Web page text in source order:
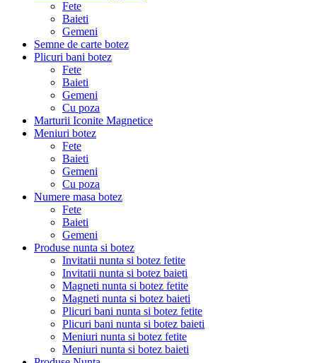
Fete
Baieti
Gemeni
Semne de carte botez
Plicuri bani botez
Fete
Baieti
Gemeni
Cu poza
Marturii Iconite Magnetice
Meniuri botez
Fete
Baieti
Gemeni
Cu poza
Numere masa botez
Fete
Baieti
Gemeni
Produse nunta si botez
Invitatii nunta si botez fetite
Invitatii nunta si botez baieti
Magneti nunta si botez fetite
Magneti nunta si botez baieti
Plicuri bani nunta si botez fetite
Plicuri bani nunta si botez baieti
Meniuri nunta si botez fetite
Meniuri nunta si botez baieti